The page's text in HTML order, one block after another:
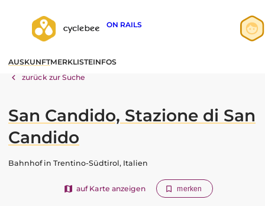
ON RAILS
AUSKUNFTMERKLISTEINFOS
zurück zur Suche
San Candido, Stazione di San
Candido
Bahnhof in Trentino-Südtirol, Italien
auf Karte anzeigen merken